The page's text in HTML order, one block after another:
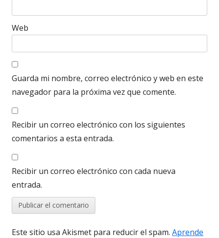
Web
Guarda mi nombre, correo electrónico y web en este
navegador para la próxima vez que comente.
Recibir un correo electrónico con los siguientes
comentarios a esta entrada.
Recibir un correo electrónico con cada nueva
entrada.
Este sitio usa Akismet para reducir el spam. Aprende